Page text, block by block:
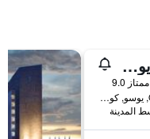
سونو كالم يوسو
ممتاز 9.0
111, Odongdo-ro, يوسو, كوريا الجنوبية